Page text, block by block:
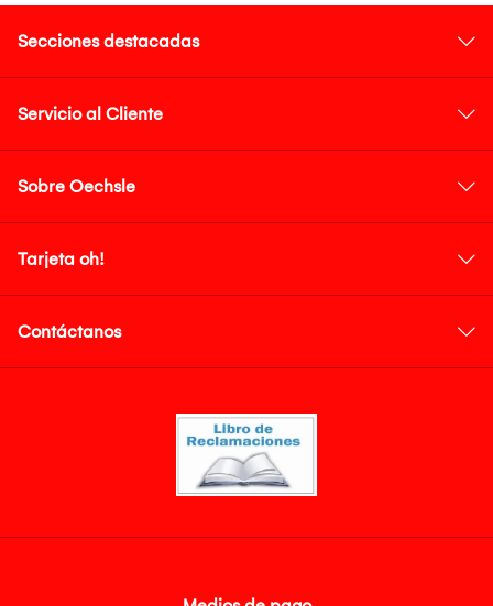
Secciones destacadas
Servicio al Cliente
Sobre Oechsle
Tarjeta oh!
Contáctanos